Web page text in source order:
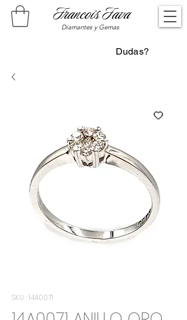
Diamantes y Gemas
Francois Fava
Dudas?
SKU : 14A0071